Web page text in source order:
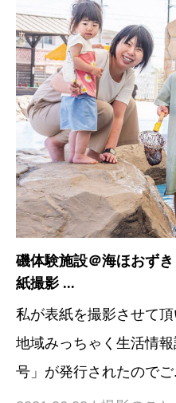
磯体験施設＠海ほおず
紙撮影 ...
私が表紙を撮影させて
地域みっちゃく生活情
号」が発行されたのでご